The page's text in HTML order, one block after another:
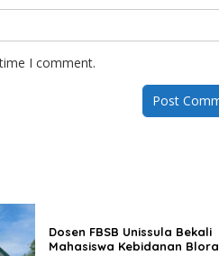
I comment.
Dosen FBSB Unissula Bekali
Mahasiswa Kebidanan Blora